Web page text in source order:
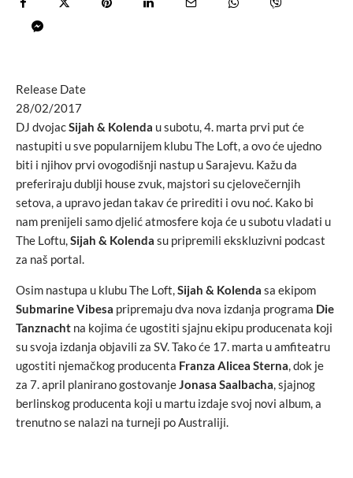
Release Date
28/02/2017
DJ dvojacSijah & Kolenda u subotu, 4. marta prvi put će
nastupiti u sve popularnijem klubu The Loft, a ovo će ujedno
biti i njihov prvi ovogodišnji nastup u Sarajevu. Kažu da
preferiraju dublji house zvuk, majstori su cjelovečernjih
setova, a upravo jedan takav će prirediti i ovu noć. Kako bi
nam prenijeli samo djelić atmosfere koja će u subotu vladati u
The Loftu,Sijah & Kolenda su pripremili ekskluzivni podcast
za naš portal.
Osim nastupa u klubu The Loft,Sijah & Kolenda sa ekipom
Submarine Vibesa pripremaju dva nova izdanja programa Die
Tanznacht na kojima će ugostiti sjajnu ekipu producenata koji
su svoja izdanja objavili za SV. Tako će 17. marta u amfiteatru
ugostiti njemačkog producenta Franza Alicea Sterna, dok je
za 7. april planirano gostovanjeJonasa Saalbacha, sjajnog
berlinskog producenta koji u martu izdaje svoj novi album, a
trenutno se nalazi na turneji po Australiji.